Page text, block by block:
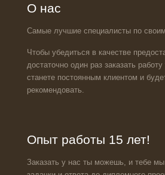
О нас
Самые лучшие специалисты по
Чтобы убедиться в качестве
достаточно один раз заказать
станете постоянным клиентом и
рекомендовать.
Опыт работы 15 лет!
Заказать у нас ты можешь, и тебе